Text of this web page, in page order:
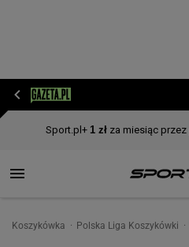
Koszykówka Polska Liga Koszykówki